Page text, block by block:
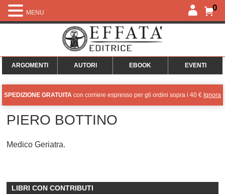
0
ARGOMENTI AUTORI EBOOK EVENTI
SPEDIZIONE GRATUITA con corriere espresso per gli ordini sopra i 40 € Ignora
PIERO BOTTINO
Medico Geriatra.
LIBRI CON CONTRIBUTI
MENU